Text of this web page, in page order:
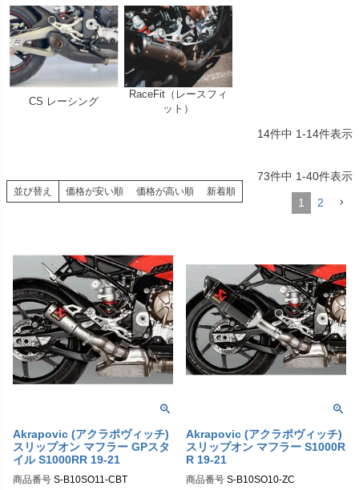
CS レーシング
RaceFit（レースフィ
ット）
14件中 1-14件表示
並び替え 価格が安い順 価格が高い順 新着順
73件中 1-40件表示
1 2
Akrapovic (アクラポヴィッチ)
スリップオン マフラー GPスタ
イル S1000RR 19-21
商品番号 S-B10SO11-CBT
Akrapovic (アクラポヴィッチ)
スリップオン マフラー S1000R
R 19-21
商品番号